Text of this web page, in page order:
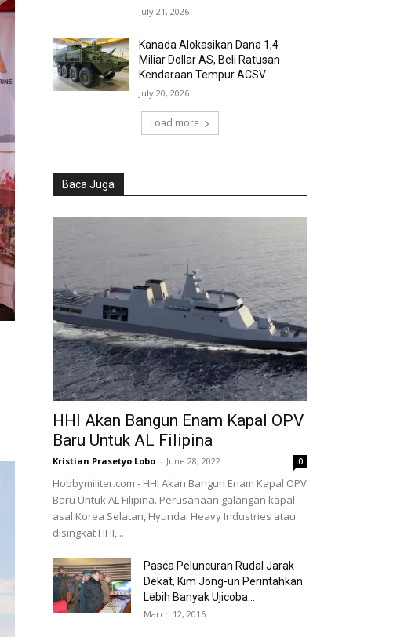
July 21, 2026
Kanada Alokasikan Dana 1,4
Miliar Dollar AS, Beli Ratusan
Kendaraan Tempur ACSV
July 20, 2026
Load more
Baca Juga
HHI Akan Bangun Enam Kapal OPV
Baru Untuk AL Filipina
Kristian Prasetyo Lobo - June 28, 2022 0
Hobbymiliter.com - HHI Akan Bangun Enam Kapal OPV
Baru Untuk AL Filipina. Perusahaan galangan kapal
asal Korea Selatan, Hyundai Heavy Industries atau
disingkat HHI,...
Pasca Peluncuran Rudal Jarak
Dekat, Kim Jong-un Perintahkan
Lebih Banyak Ujicoba...
March 12, 2016